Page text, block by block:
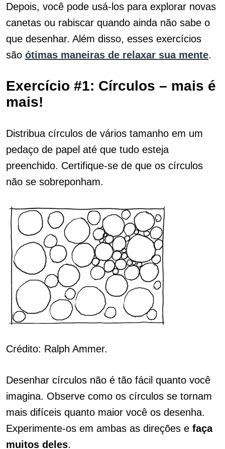
Depois, você pode usá-los para explorar novas
canetas ou rabiscar quando ainda não sabe o
que desenhar. Além disso, esses exercícios
são ótimas maneiras de relaxar sua mente.
Exercício #1: Círculos – mais é
mais!
Distribua círculos de vários tamanho em um
pedaço de papel até que tudo esteja
preenchido. Certifique-se de que os círculos
não se sobreponham.
Crédito: Ralph Ammer.
Desenhar círculos não é tão fácil quanto você
imagina. Observe como os círculos se tornam
mais difíceis quanto maior você os desenha.
Experimente-os em ambas as direções e faça
muitos deles.